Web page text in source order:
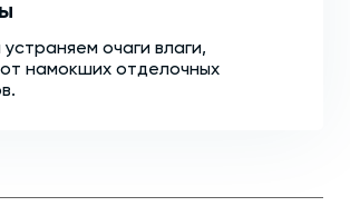
устраняем очаги влаги,
намокших отделочных